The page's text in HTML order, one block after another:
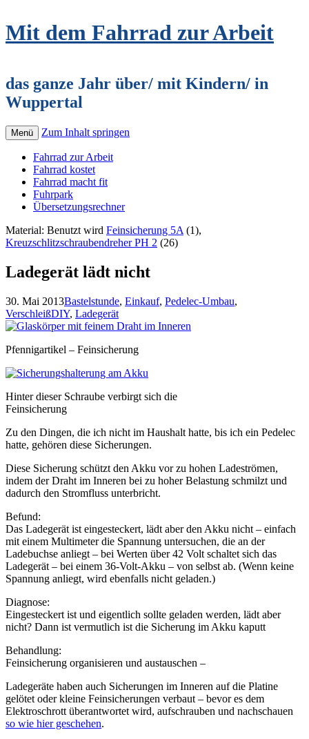
Mit dem Fahrrad zur Arbeit
das ganze Jahr über/ mit Kindern/ in
Wuppertal
Menü Zum Inhalt springen
Fahrrad zur Arbeit
Fahrrad kostet
Fahrrad macht fit
Fuhrpark
Übersetzungsrechner
Material: Benutzt wird Feinsicherung 5A (1),
Kreuzschlitzschraubendreher PH 2 (26)
Ladegerät lädt nicht
30. Mai 2013Bastelstunde, Einkauf, Pedelec-Umbau,
VerschleißDIY, Ladegerät
Pfennigartikel – Feinsicherung
Hinter dieser Schraube verbirgt sich die
Feinsicherung
Zu den Dingen, die ich nicht im Haushalt hatte, bis ich ein Pedelec
hatte, gehören diese Sicherungen.
Diese Sicherung schützt den Akku vor zu hohen Ladeströmen,
indem der Draht im Inneren bei zu hoher Belastung schmilzt und
dadurch den Stromfluss unterbricht.
Befund:
Das Ladegerät ist eingesteckert, lädt aber den Akku nicht – einfach
mit einem Multimeter die Spannung untersuchen, die an der
Ladebuchse anliegt – bei Werten über 42 Volt schaltet sich das
Ladegerät – bei einem 36-Volt-Akku – von selbst ab. (Wenn keine
Spannung anliegt, wird ebenfalls nicht geladen.)
Diagnose:
Eingesteckert ist und eigentlich sollte geladen werden, lädt aber
nicht? Dann ist vermutlich ist die Sicherung im Akku kaputt
Behandlung:
Feinsicherung organisieren und austauschen –
Ladegeräte haben auch Sicherungen im Inneren auf die Platine
gelötet oder kleine Feinsicherungen verbaut – bevor es dem
Elektroschrott überantwortet wird, aufschrauben und nachschauen
so wie hier geschehen.